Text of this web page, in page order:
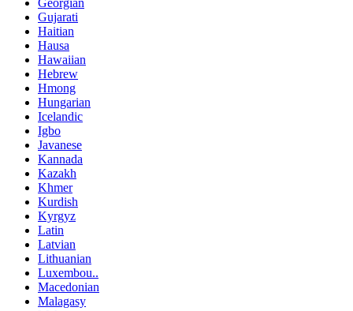
Georgian
Gujarati
Haitian
Hausa
Hawaiian
Hebrew
Hmong
Hungarian
Icelandic
Igbo
Javanese
Kannada
Kazakh
Khmer
Kurdish
Kyrgyz
Latin
Latvian
Lithuanian
Luxembou..
Macedonian
Malagasy